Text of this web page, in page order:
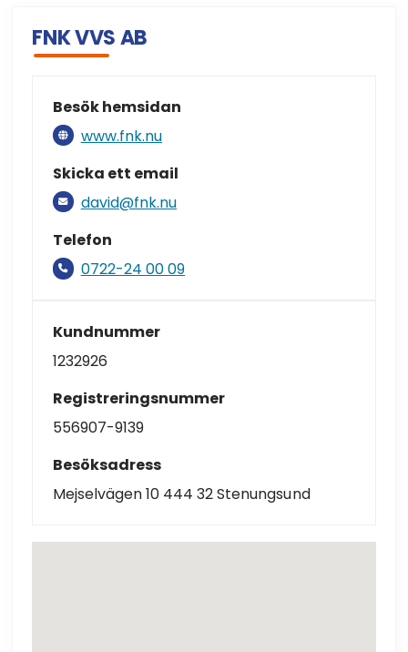
FNK VVS AB
Besök hemsidan
www.fnk.nu
Skicka ett email
david@fnk.nu
Telefon
0722-24 00 09
Kundnummer
1232926
Registreringsnummer
556907-9139
Besöksadress
Mejselvägen 10 444 32 Stenungsund